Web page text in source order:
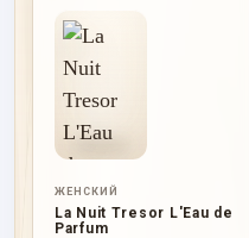
ЖЕНСКИЙ
La Nuit Tresor L'Eau de
Parfum